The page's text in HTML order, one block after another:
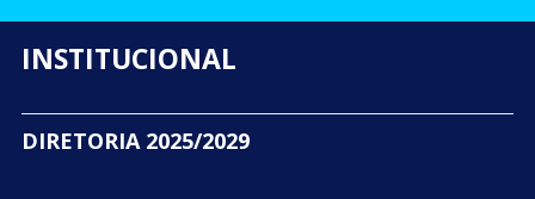
INSTITUCIONAL
DIRETORIA 2025/2029